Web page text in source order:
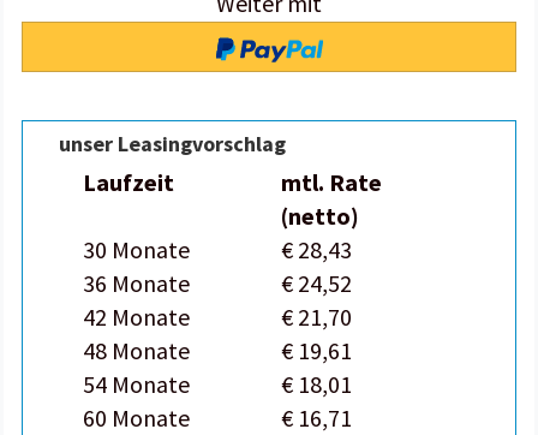
unser Leasingvorschlag
Laufzeit
mtl. Rate
(netto)
30 Monate
€ 28,43
36 Monate
€ 24,52
42 Monate
€ 21,70
48 Monate
€ 19,61
54 Monate
€ 18,01
60 Monate
€ 16,71